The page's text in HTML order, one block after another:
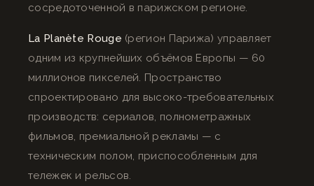
сосредоточенной в парижском регионе.
La Planète Rouge (регион Парижа) управляет
одним из крупнейших объёмов Европы — 60
миллионов пикселей. Пространство
спроектировано для высоко-требовательных
производств: сериалов, полнометражных
фильмов, премиальной рекламы — с
техническим полом, приспособленным для
тележек и рельсов.